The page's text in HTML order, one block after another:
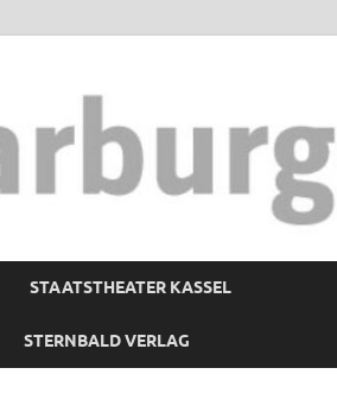
STAATSTHEATER KASSEL
STERNBALD VERLAG